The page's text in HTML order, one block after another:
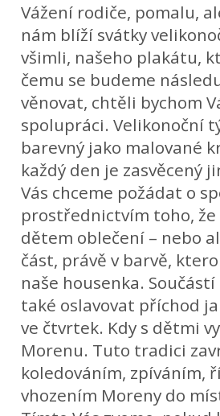
Vážení rodiče, pomalu,
nám blíží svátky
všimli, našeho plakátu,
čemu se budeme
věnovat, chtěli bychom
spolupráci. Velikonoční
barevný jako malované
každý den je zasvěcený
Vás chceme požádat o
prostřednictvím toho, že
dětem oblečení – nebo
část, právě v barvě,
naše housenka.
také oslavovat příchod
ve čtvrtek. Kdy s dětmi
Morenu. Tuto tradici
koledováním, zpíváním,
vhozením Moreny do